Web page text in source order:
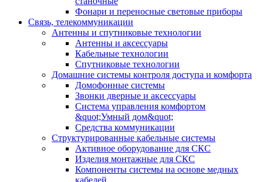
Фонари и переносные световые приборы
Связь, телекоммуникации
Антенны и спутниковые технологии
Антенны и аксессуары
Кабельные технологии
Спутниковые технологии
Домашние системы контроля доступа и комфорта
Домофонные системы
Звонки дверные и аксессуары
Система управления комфортом
&quot;Умный дом&quot;
Средства коммуникации
Структурированные кабельные системы
Активное оборудование для СКС
Изделия монтажные для СКС
Компоненты системы на основе медных
кабелей